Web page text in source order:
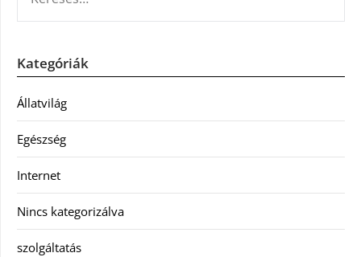
Kategóriák
Állatvilág
Egészség
Internet
Nincs kategorizálva
szolgáltatás